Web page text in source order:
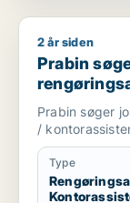
Prabin søger
2 år siden
Prabin
Prabin søger
/
Type